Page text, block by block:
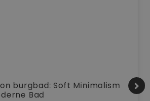
burgbad: Soft Minimalism
Bad